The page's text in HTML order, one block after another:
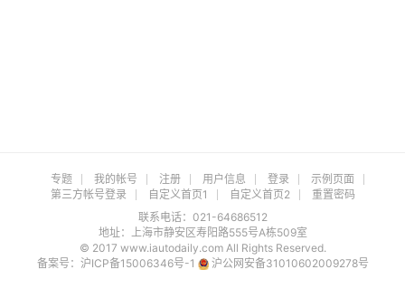
专题 我的帐号 注册 用户信息 登录
示例页面
第三方帐号登录
自定义首页1 自定义首页2
重置密码
联系电话：021-64686512
地址：上海市静安区寿阳路555号A栋509室
© 2017 www.iautodaily.com All Rights Reserved.
备案号： 沪ICP备15006346号-1 沪公网安备31010602009278号